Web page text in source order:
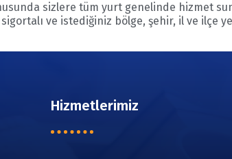
sizlere tüm yurt genelinde hizmet
ve istediğiniz bölge, şehir, il ve ilçe
Hizmetlerimiz